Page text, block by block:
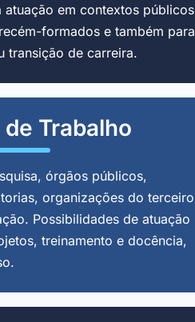
em contextos públicos
formados e também para
transição de carreira.
Trabalho
órgãos públicos,
organizações do terceiro
Possibilidades de atuação
treinamento e docência,